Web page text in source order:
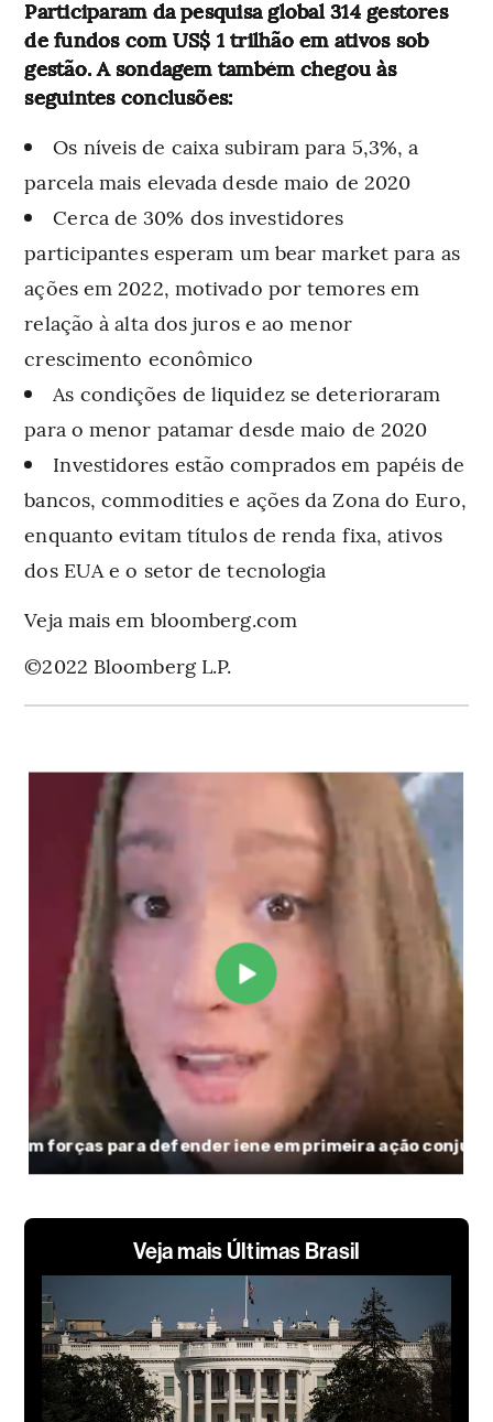
Participaram da pesquisa global 314 gestores
de fundos com US$ 1 trilhão em ativos sob
gestão. A sondagem também chegou às
seguintes conclusões:
Os níveis de caixa subiram para 5,3%, a
parcela mais elevada desde maio de 2020
Cerca de 30% dos investidores
participantes esperam um bear market para as
ações em 2022, motivado por temores em
relação à alta dos juros e ao menor
crescimento econômico
As condições de liquidez se deterioraram
para o menor patamar desde maio de 2020
Investidores estão comprados em papéis de
bancos, commodities e ações da Zona do Euro,
enquanto evitam títulos de renda fixa, ativos
dos EUA e o setor de tecnologia
Veja mais em bloomberg.com
©2022 Bloomberg L.P.
Veja mais Últimas Brasil